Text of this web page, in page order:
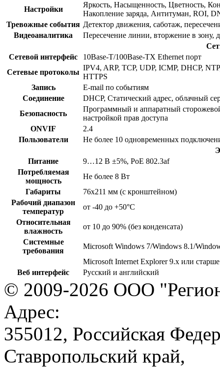
Настройки
Яркость, Насыщенность, Цветность,
Накопление заряда, Антитуман, ROI,
Тревожные события Детектор движения, саботаж,
Видеоаналитика
Пересечение линии, вторжение в зону,
Сетевой интерфейс
10Base-T/100Base-TX Ethernet порт
Сетевые протоколы
IPV4, ARP, TCP, UDP, ICMP, DHCP,
HTTPS
Запись
E-mail по событиям
Соединение
DHCP, Статический адрес, облачный
Безопасность
Программный и аппаратный
настройкой прав доступа
ONVIF
2.4
Пользователи
Не более 10 одновременных
Питание
9…12 В ±5%, PoE 802.3af
Потребляемая
мощность
Не более 8 Вт
Габариты
76х211 мм (с кронштейном)
Рабочий диапазон
температур
от -40 до +50°С
Относительная
влажность
от 10 до 90% (без конденсата)
Системные
требования
Microsoft Windows 7/Windows 8.1/
Microsoft Internet Explorer 9.x или старше
Веб интерфейс
Русский и английский
© 2009-2026 ООО
Адрес:
355012, Российская
Ставропольский край,